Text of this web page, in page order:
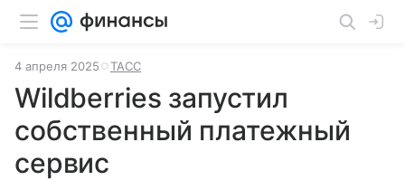
4 апреля 2025 ТАСС
Wildberries запустил
собственный платежный
сервис